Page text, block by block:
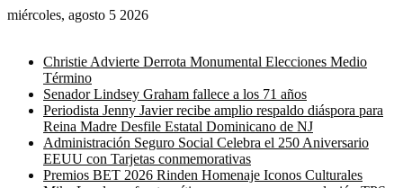
miércoles, agosto 5 2026
Christie Advierte Derrota Monumental Elecciones Medio
Término
Senador Lindsey Graham fallece a los 71 años
Periodista Jenny Javier recibe amplio respaldo diáspora para
Reina Madre Desfile Estatal Dominicano de NJ
Administración Seguro Social Celebra el 250 Aniversario
EEUU con Tarjetas conmemorativas
Premios BET 2026 Rinden Homenaje Iconos Culturales